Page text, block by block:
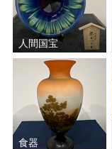
人間国宝
食器